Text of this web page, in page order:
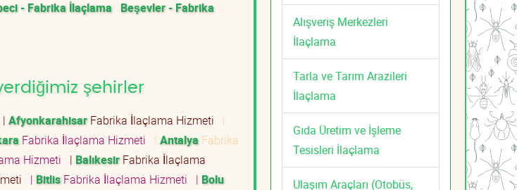
- Fabrika İlaçlama Beşevler - Fabrika
şehirler
| Afyonkarahisar Fabrika İlaçlama Hizmeti
|
Fabrika İlaçlama Hizmeti | Antalya Fabrika
Hizmeti | Balıkesir Fabrika İlaçlama
| BitlisFabrika İlaçlama Hizmeti | Bolu
Alışveriş Merkezleri
İlaçlama
Tarla ve Tarım Arazileri
İlaçlama
Gıda Üretim ve İşleme
Tesisleri İlaçlama
Ulaşım Araçları (Otobüs,